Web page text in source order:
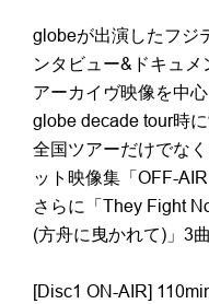
globeが出演したフジ
ンタビュー&ドキュ
アーカイヴ映像を中
globe decade tour時
全国ツアーだけでな
ット映像集「OFF-
さらに「They Fight
(方舟に曳かれて)」3
[Disc1 ON-AIR]